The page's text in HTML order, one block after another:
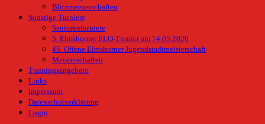
Blitzmeisterschaften
Sonstige Turniere
Seniorenturniere
5. Elmshorner ELO-Turnier am 14.05.2026
45. Offene Elmshorner Jugendstadtmeisterschaft
Meisterschaften
Trainingsangebote
Links
Impressum
Datenschutzerklärung
Login